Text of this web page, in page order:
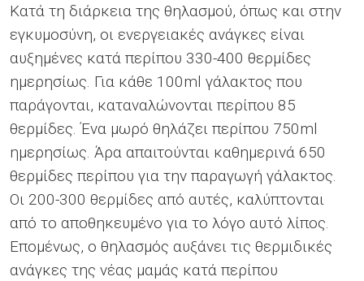
Κατά τη διάρκεια της θηλασμού, όπως και στην
εγκυμοσύνη, οι ενεργειακές ανάγκες είναι
αυξημένες κατά περίπου 330-400 θερμίδες
ημερησίως. Για κάθε 100ml γάλακτος που
παράγονται, καταναλώνονται περίπου 85
θερμίδες. Ένα μωρό θηλάζει περίπου 750ml
ημερησίως. Άρα απαιτούνται καθημερινά 650
θερμίδες περίπου για την παραγωγή γάλακτος.
Οι 200-300 θερμίδες από αυτές, καλύπτονται
από το αποθηκευμένο για το λόγο αυτό λίπος.
Επομένως, ο θηλασμός αυξάνει τις θερμιδικές
ανάγκες της νέας μαμάς κατά περίπου